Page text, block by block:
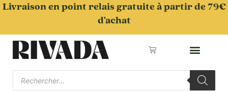
Aller
Livraison en point relais gratuite à partir de 79€
d'achat
Panier
Recherche
produits